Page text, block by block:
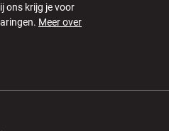
ons krijg je voor
Meer over